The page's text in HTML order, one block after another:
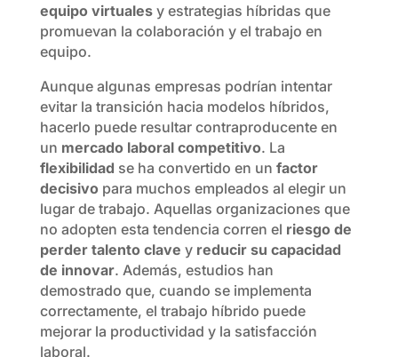
equipo virtualesy estrategias híbridas que
promuevan la colaboración y el trabajo en
equipo.
Aunque algunas empresas podrían intentar
evitar la transición hacia modelos híbridos,
hacerlo puede resultar contraproducente en
un mercado laboral competitivo. La
flexibilidad se ha convertido en un factor
decisivopara muchos empleados al elegir un
lugar de trabajo. Aquellas organizaciones que
no adopten esta tendencia corren el riesgo de
perder talento clave y reducir su capacidad
de innovar. Además, estudios han
demostrado que, cuando se implementa
correctamente, el trabajo híbrido puede
mejorar la productividad y la satisfacción
laboral.